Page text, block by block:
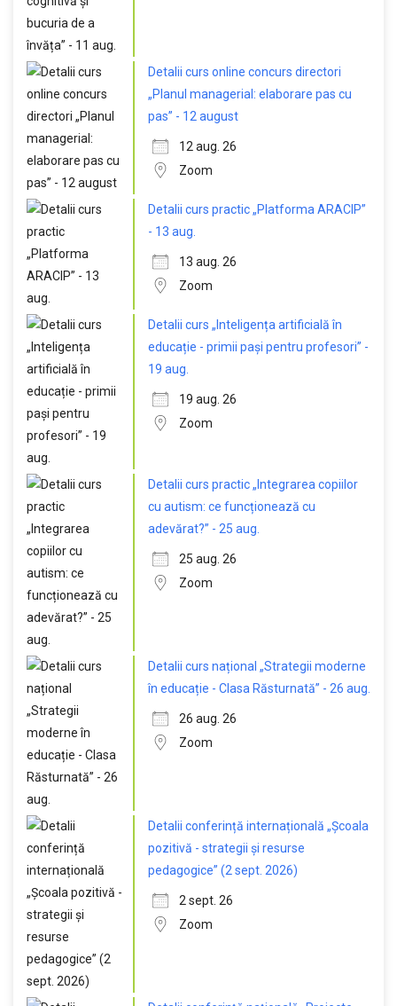
Detalii curs online concurs directori
„Planul managerial: elaborare pas cu
pas” - 12 august
12 aug. 26
Zoom
Detalii curs practic „Platforma ARACIP”
- 13 aug.
13 aug. 26
Zoom
Detalii curs „Inteligența artificială în
educație - primii pași pentru profesori” -
19 aug.
19 aug. 26
Zoom
Detalii curs practic „Integrarea copiilor
cu autism: ce funcționează cu
adevărat?” - 25 aug.
25 aug. 26
Zoom
Detalii curs național „Strategii moderne
în educație - Clasa Răsturnată” - 26 aug.
26 aug. 26
Zoom
Detalii conferință internațională „Școala
pozitivă - strategii și resurse
pedagogice” (2 sept. 2026)
2 sept. 26
Zoom